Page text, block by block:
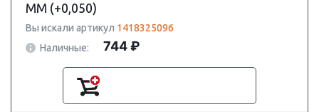
ММ (+0,050)
Вы искали артикул 1418325096
Наличные:
744 ₽